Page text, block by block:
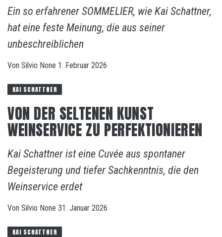
Ein so erfahrener SOMMELIER, wie Kai Schattner,
hat eine feste Meinung, die aus seiner
unbeschreiblichen
Von Silvio None 1. Februar 2026
KAI SCHATTNER
VON DER SELTENEN KUNST
WEINSERVICE ZU PERFEKTIONIEREN
Kai Schattner ist eine Cuvée aus spontaner
Begeisterung und tiefer Sachkenntnis, die den
Weinservice erdet
Von Silvio None 31. Januar 2026
KAI SCHATTNER